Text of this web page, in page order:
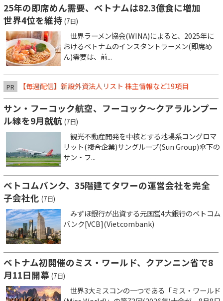
25年の即席めん需要、ベトナムは82.3億食に増加
世界4位を維持 (7日)
世界ラーメン協会(WINA)によると、2025年に
おけるベトナムのインスタントラーメン(即席め
ん)需要は、前...
PR 【毎週配信】新設外資法人リスト 株主情報など19項目
サン・フーコック航空、フーコック～クアラルンプー
ル線を9月就航 (7日)
観光不動産開発を中核とする地場系コングロマ
リット(複合企業)サングループ(Sun Group)傘下の
サン・フ...
ベトコムバンク、35階建てタワーの運営会社を完全
子会社化 (7日)
みずほ銀行が出資する元国営4大銀行のベトコム
バンク[VCB](Vietcombank)
ベトナム初開催のミス・ワールド、クアンニン省で8
月11日開幕 (7日)
世界3大ミスコンの一つである「ミス・ワールド